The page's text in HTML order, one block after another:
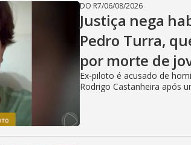
DO R7/06/08/2026
Justiça nega
Pedro Turra,
por morte de
Ex-piloto é acusado de
Rodrigo Castanheira após